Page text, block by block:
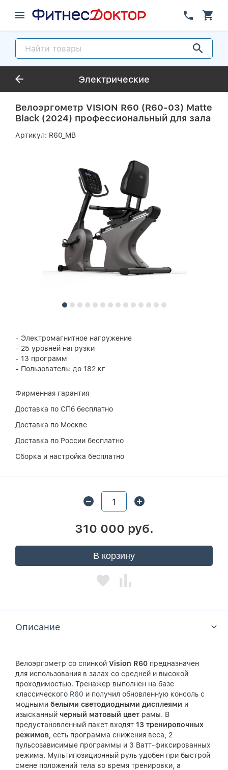
Электрические
Велоэргометр VISION R60 (R60-03) Matte
Black (2024) профессиональный для зала
Артикул: R60_MB
- Электромагнитное нагружение
- 25 уровней нагрузки
- 13 программ
- Пользователь: до 182 кг
Фирменная гарантия
Доставка по СПб бесплатно
Доставка по Москве
Доставка по России бесплатно
Сборка и настройка бесплатно
310 000 руб.
В корзину
Описание
Велоэргометр со спинкой Vision R60 предназначен
для использования в залах со средней и высокой
проходимостью. Тренажер выполнен на базе
классического R60 и получил обновленную консоль с
модными белыми светодиодными дисплеями и
изысканный черный матовый цвет рамы. В
предустановленный пакет входят 13 тренировочных
режимов , есть программа снижения веса, 2
пульсозависимые программы и 3 Ватт-фиксированных
режима. Мультипозиционный руль удобен при быстрой
смене положений тела во время тренировки, а